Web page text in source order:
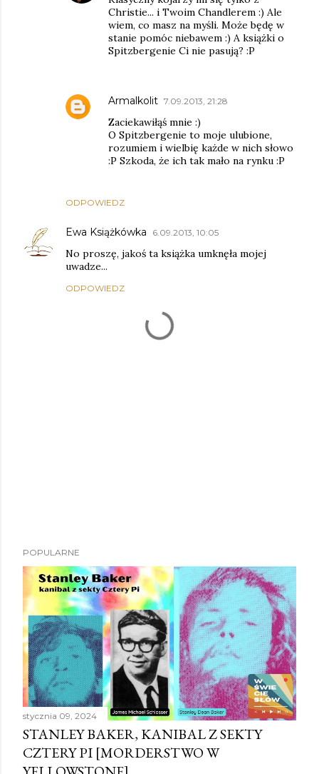
ODPOWIEDZ
Christie... i Twoim Chandlerem :) Ale
wiem, co masz na myśli. Może będę w
stanie pomóc niebawem :) A książki o
Spitzbergenie Ci nie pasują? :P
Armalkolit 7.09.2013, 21:28
Zaciekawiłąś mnie :)
O Spitzbergenie to moje ulubione,
rozumiem i wielbię każde w nich słowo
:P Szkoda, że ich tak mało na rynku :P
Ewa Książkówka 6.09.2013, 10:05
No proszę, jakoś ta książka umknęła mojej
uwadze...
ODPOWIEDZ
r
z
e
ś
l
i
j
k
o
m
e
n
POPULARNE
stycznia 09, 2024
STANLEY BAKER, KANIBAL Z SEKTY
CZTERY PI [MORDERSTWO W